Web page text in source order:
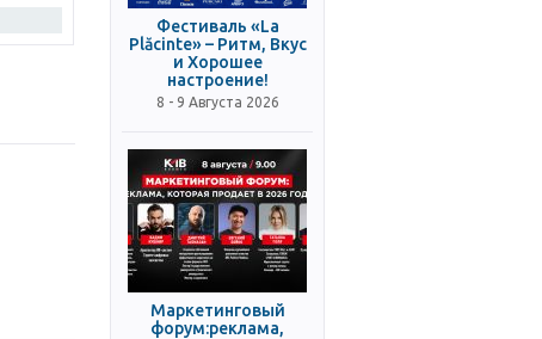
Фестиваль «La
Plăcinte» – Ритм, Вкус
и Хорошее
настроение!
8 - 9 Августа 2026
Маркетинговый
форум:реклама,